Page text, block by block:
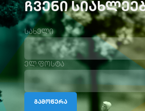
ᲩᲕᲔᲜᲘ
სახელი
ელ.ფოსტა
გამოწერა